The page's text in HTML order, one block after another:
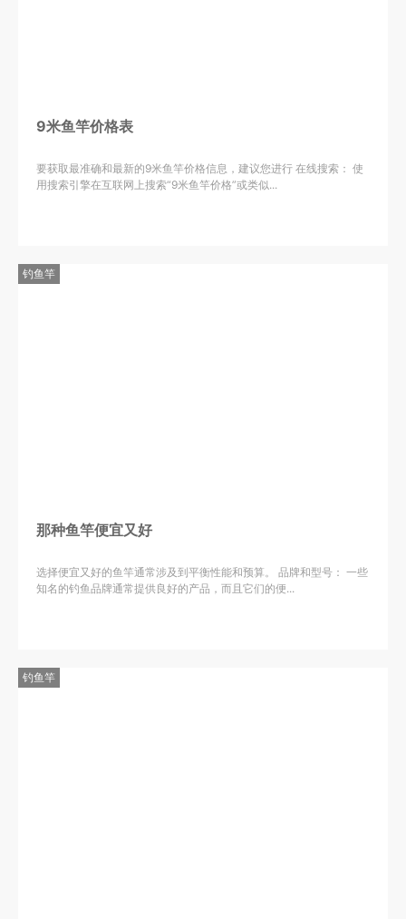
9米鱼竿价格表
要获取最准确和最新的9米鱼竿价格信息，建议您进行 在线搜索： 使
用搜索引擎在互联网上搜索“9米鱼竿价格”或类似...
钓鱼竿
那种鱼竿便宜又好
选择便宜又好的鱼竿通常涉及到平衡性能和预算。 品牌和型号： 一些
知名的钓鱼品牌通常提供良好的产品，而且它们的便...
钓鱼竿